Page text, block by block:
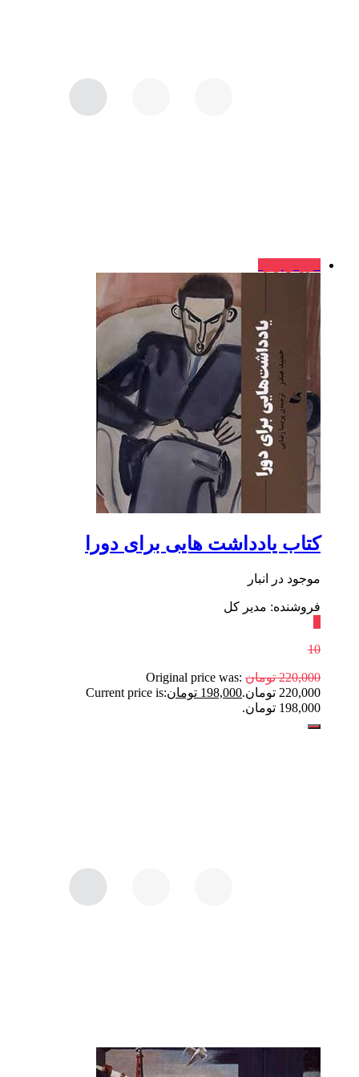
کتاب یادداشت‌ هایی برای دورا
موجود در انبار
فروشنده: مدیر کل
10
220,000 تومان Original price was:
220,000 تومان.
198,000 تومانCurrent price is:
198,000 تومان.